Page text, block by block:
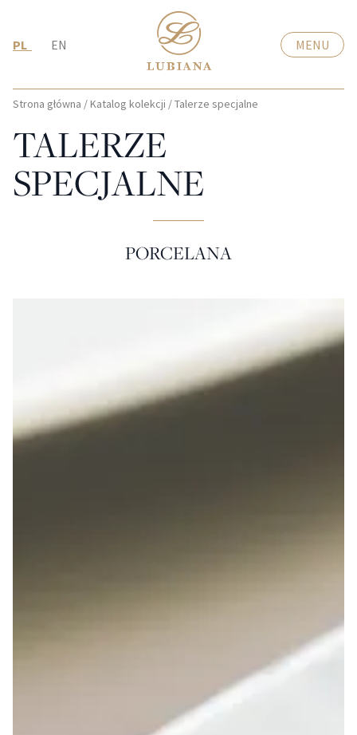
PL EN MENU
Strona główna /Katalog kolekcji /Talerze specjalne
TALERZE
SPECJALNE
PORCELANA